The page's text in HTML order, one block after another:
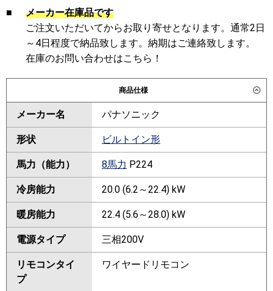
■
メーカー在庫品です
ご注文いただいてからお取り寄せとなります。通常2日
～4日程度で納品致します。納期はご連絡致します。
在庫のお問い合わせはこちら！
商品仕様
メーカー名 パナソニック
形状 ビルトイン形
馬力（能力） 8馬力 P224
冷房能力 20.0 (6.2～22.4) kW
暖房能力 22.4 (5.6～28.0) kW
電源タイプ 三相200V
リモコンタイ
プ
ワイヤードリモコン